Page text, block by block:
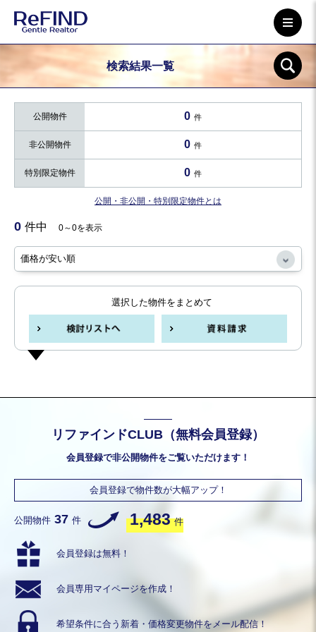
検索結果一覧
公開物件 0 件
非公開物件 0 件
特別限定物件 0 件
公開・非公開・特別限定物件とは
0 件中 0～0を表示
選択した物件をまとめて
リファインドCLUB（無料会員登録）
会員登録で非公開物件をご覧いただけます！
会員登録で物件数が大幅アップ！
公開物件 37 件 1,483 件
会員登録は無料！
会員専用 マイページを作成！
希望条件に合う 新着・価格変更物件をメール配信！